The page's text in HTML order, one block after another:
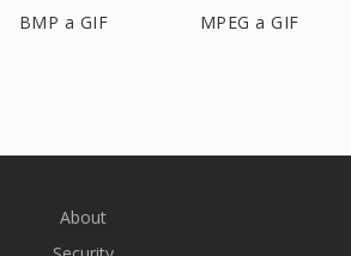
BMP a GIF MPEG a GIF
About